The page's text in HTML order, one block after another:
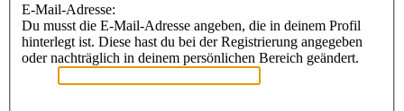
E-Mail-Adresse:
Du musst die E-Mail-Adresse angeben, die in deinem Profil
hinterlegt ist. Diese hast du bei der Registrierung angegeben
oder nachträglich in deinem persönlichen Bereich geändert.